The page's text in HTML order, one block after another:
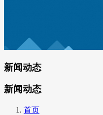
新闻动态
新闻动态
首页